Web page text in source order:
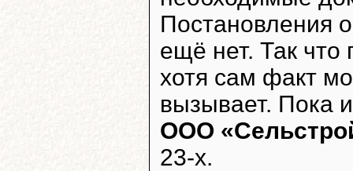
Постановления
ещё нет. Так
хотя сам факт
вызывает. Пока
ООО
23-х.